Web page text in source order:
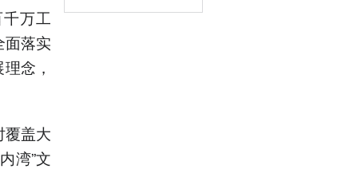
万工
面落实
念，
盖大
湾”文